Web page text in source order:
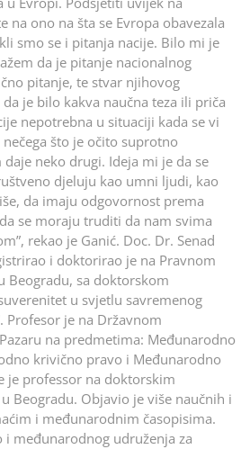
na ono na šta se Evropa obavezala
smo se i pitanja nacije. Bilo mi je
da je pitanje nacionalnog
pitanje, te stvar njihovog
je bilo kakva naučna teza ili priča
nepotrebna u situaciji kada se vi
što je očito suprotno
neko drugi. Ideja mi je da se
djeluju kao umni ljudi, kao
da imaju odgovornost prema
se moraju truditi da nam svima
rekao je Ganić. Doc. Dr. Senad
i doktorirao je na Pravnom
Beogradu, sa doktorskom
u svjetlu savremenog
Profesor je na Državnom
na predmetima: Međunarodno
krivično pravo i Međunarodno
je professor na doktorskim
Beogradu. Objavio je više naučnih i
i međunarodnim časopisima.
i međunarodnog udruženja za